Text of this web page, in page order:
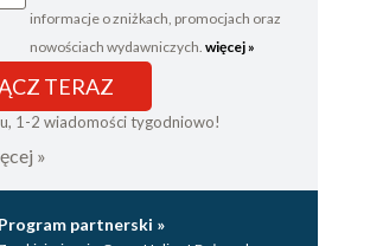
informacje o zniżkach, promocjach oraz
nowościach wydawniczych. więcej »
TERAZ
1-2 wiadomości tygodniowo!
»
Program partnerski »